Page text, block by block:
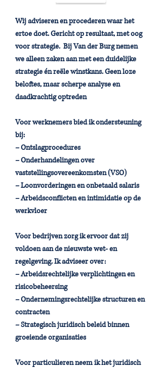
Wij adviseren en procederen waar het
ertoe doet. Gericht op resultaat, met oog
voor strategie. Bij Van der Burg nemen
we alleen zaken aan met een duidelijke
strategie én reële winstkans. Geen loze
beloftes, maar scherpe analyse en
daadkrachtig optreden
Voor werknemers bied ik ondersteuning
bij:
– Ontslagprocedures
– Onderhandelingen over
vaststellingsovereenkomsten (VSO)
– Loonvorderingen en onbetaald salaris
– Arbeidsconflicten en intimidatie op de
werkvloer
Voor bedrijven zorg ik ervoor dat zij
voldoen aan de nieuwste wet- en
regelgeving. Ik adviseer over:
– Arbeidsrechtelijke verplichtingen en
risicobeheersing
– Ondernemingsrechtelijke structuren en
contracten
– Strategisch juridisch beleid binnen
groeiende organisaties
Voor particulieren neem ik het juridisch